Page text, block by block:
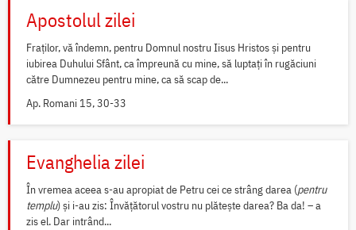
Apostolul zilei
Fraților, vă îndemn, pentru Domnul nostru Iisus Hristos și pentru
iubirea Duhului Sfânt, ca împreună cu mine, să luptați în rugăciuni
către Dumnezeu pentru mine, ca să scap de...
Ap. Romani 15, 30-33
Evanghelia zilei
În vremea aceea s-au apropiat de Petru cei ce strâng darea (pentru
templu) și i-au zis: Învățătorul vostru nu plătește darea? Ba da! – a
zis el. Dar intrând...